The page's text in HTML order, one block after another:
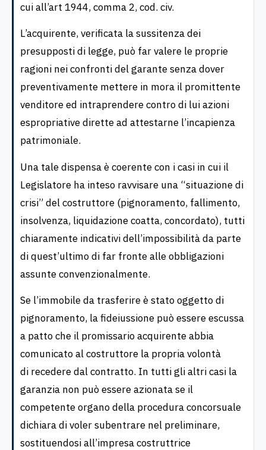
cui all’art 1944, comma 2, cod. civ.
L’acquirente, verificata la sussitenza dei
presupposti di legge, può far valere le proprie
ragioni nei confronti del garante senza dover
preventivamente mettere in mora il promittente
venditore ed intraprendere contro di lui azioni
espropriative dirette ad attestarne l’incapienza
patrimoniale.
Una tale dispensa è coerente con i casi in cui il
Legislatore ha inteso ravvisare una “situazione di
crisi” del costruttore (pignoramento, fallimento,
insolvenza, liquidazione coatta, concordato), tutti
chiaramente indicativi dell’impossibilità da parte
di quest’ultimo di far fronte alle obbligazioni
assunte convenzionalmente.
Se l’immobile da trasferire è stato oggetto di
pignoramento, la fideiussione può essere escussa
a patto che il promissario acquirente abbia
comunicato al costruttore la propria volontà
di recedere dal contratto. In tutti gli altri casi la
garanzia non può essere azionata se il
competente organo della procedura concorsuale
dichiara di voler subentrare nel preliminare,
sostituendosi all’impresa costruttrice